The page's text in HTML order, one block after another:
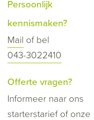
Persoonlijk
kennismaken?
Mail of bel
043-3022410
Offerte vragen?
Informeer naar ons
starterstarief of onze